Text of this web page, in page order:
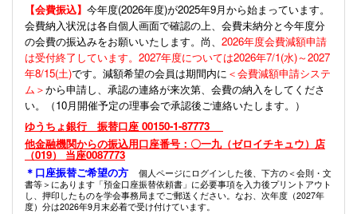
【会費振込】 今年度(2026年度)が2025年9月から始まっています。
会費納入状況は各自個人画面で確認の上、会費未納分と今年度分
の会費の振込みをお願いいたします。尚、 2026年度会費減額申請
は受付終了しています。2027年度については2026年7/1(水)～2027
年8/15(土)です。減額希望の会員は期間内に ＜会費減額申請システ
ム＞から申請し、承認の連絡が来次第、会費の納入をしてくださ
い。（10月開催予定の理事会で承認後ご連絡いたします。）
ゆうちょ銀行 振替口座 00150-1-87773
他金融機関からの振込用口座番号：〇一九（ゼロイチキュウ）店
（019） 当座0087773
＊口座振替ご希望の方
個人ページにログインした後、下方の＜会則・文
書等＞にあります「預金口座振替依頼書」に必要事項を入力後プリントアウト
し、押印したものを学会事務局までご郵送ください。なお、次年度（2027年
度）分は2026年9月末必着で受け付けています。